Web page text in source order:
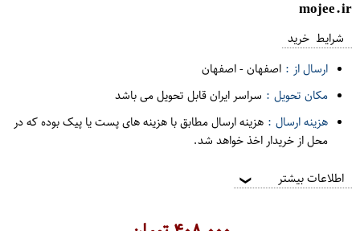
mojee.ir
شرایط خرید
ارسال از : اصفهان-اصفهان
مکان تحویل : سراسر ایران قابل تحویل می باشد
هزینه ارسال : هزینه ارسال مطابق با هزینه های پست یا پیک بوده که در
محل از خریدار اخذ خواهد شد.
اطلاعات بیشتر ❯